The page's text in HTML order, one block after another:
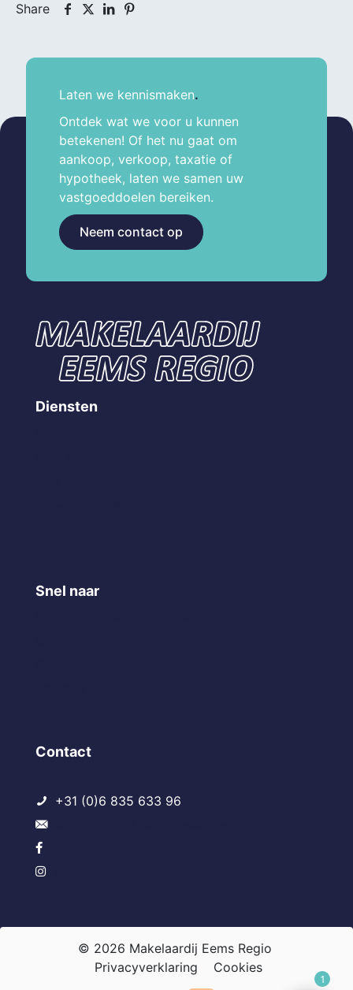
Share
Laten we kennismaken.
Ontdek wat we voor u kunnen
betekenen! Of het nu gaat om
aankoop, verkoop, taxatie of
hypotheek, laten we samen uw
vastgoeddoelen bereiken.
Neem contact op
Diensten
Snel naar
Contact
+31 (0)6 835 633 96
© 2026 Makelaardij Eems Regio
Privacyverklaring
Cookies
1